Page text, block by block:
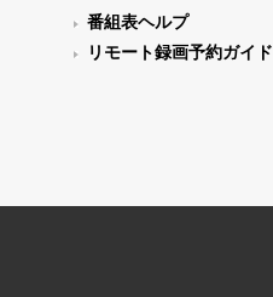
番組表ヘルプ
リモート録画予約ガイド